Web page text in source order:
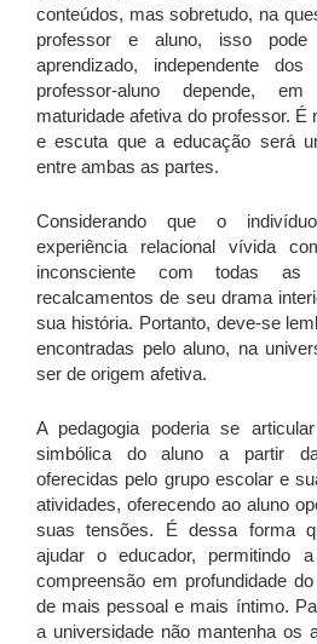
conteúdos, mas sobretudo, na
professor e aluno, isso
aprendizado, independente
professor-aluno depende,
maturidade afetiva do professor. É
e escuta que a educação será
entre ambas as partes.
Considerando que o
experiência relacional vívida
inconsciente com todas
recalcamentos de seu drama
sua história. Portanto, deve-se
encontradas pelo aluno, na
ser de origem afetiva.
A pedagogia poderia se
simbólica do aluno a partir
oferecidas pelo grupo escolar e
atividades, oferecendo ao aluno
suas tensões. É dessa forma
ajudar o educador, permitindo
compreensão em profundidade
de mais pessoal e mais íntimo.
a universidade não mantenha os